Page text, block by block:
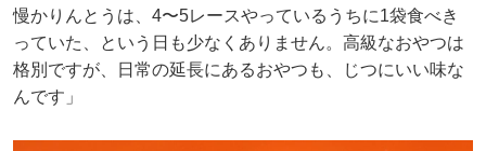
慢かりんとうは、4〜5レースやっているうちに1袋食べき
っていた、という日も少なくありません。高級なおやつは
格別ですが、日常の延長にあるおやつも、じつにいい味な
んです」